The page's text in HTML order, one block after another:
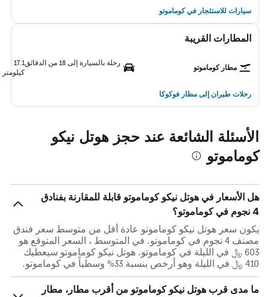
سيارات للاستئجار في كوماموتو
المطارات القريبة
مطار كوماموتو
رحلة بالسيارة إلى 18 من الدقائق
17.1
كيلومتر
رحلات طيران إلى مطار فوكوكا
الأسئلة الشائعة عند حجز هوتل نيكو
كوماموتو
هل الأسعار في هوتل نيكو كوماموتو قابلة للمقارنة بفنادق
4 نجوم في كوماموتو؟
يكون سعر هوتل نيكو كوماموتو عادة أقل من متوسط ​​سعر فندق
مصنف 4 نجوم في كوماموتو. في المتوسط ، السعر المتوقع هو
603 ﷼ في الليلة في كوماموتو. هوتل نيكو كوماموتو سيعطيك
410 ﷼ في الليلة وهو أرخص بنسبة 33% وسطياً في كوماموتو.
ما مدى قرب هوتل نيكو كوماموتو من أقرب مطار، مطار